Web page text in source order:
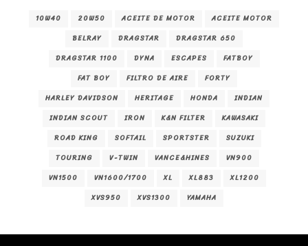
10W40 20W50 ACEITE DE MOTOR
ACEITE MOTOR
BELRAY
DRAGSTAR
DRAGSTAR 650
DRAGSTAR 1100
DYNA ESCAPES
FATBOY
FAT BOY
FILTRO DE AIRE
FORTY
HARLEY DAVIDSON
HERITAGE HONDA
INDIAN
INDIAN SCOUT
IRON K&N FILTER
KAWASAKI
ROAD KING
SOFTAIL SPORTSTER
SUZUKI
TOURING
V-TWIN VANCE&HINES
VN900
VN1500
VN1600/1700 XL XL883
XL1200
XVS950
XVS1300 YAMAHA